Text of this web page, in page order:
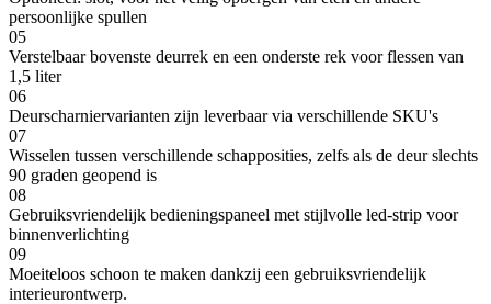
persoonlijke spullen
05
Verstelbaar bovenste deurrek en een onderste rek voor flessen van
1,5 liter
06
Deurscharniervarianten zijn leverbaar via verschillende SKU's
07
Wisselen tussen verschillende schapposities, zelfs als de deur slechts
90 graden geopend is
08
Gebruiksvriendelijk bedieningspaneel met stijlvolle led-strip voor
binnenverlichting
09
Moeiteloos schoon te maken dankzij een gebruiksvriendelijk
interieurontwerp.